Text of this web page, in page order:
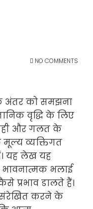
NO COMMENTS
अंतर को समझना
वृद्धि के लिए
और गलत के
मूल्य व्यक्तिगत
यह लेख यह
भावनात्मक भलाई
प्रभाव डालते हैं।
संरेखित करने के